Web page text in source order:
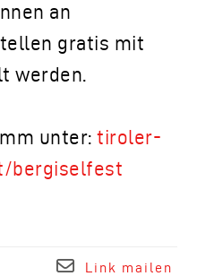
an
gratis mit
werden.
unter: tiroler-
bergiselfest
Link mailen